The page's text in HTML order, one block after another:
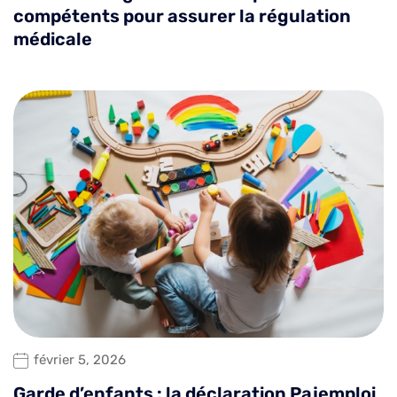
compétents pour assurer la régulation
médicale
février 5, 2026